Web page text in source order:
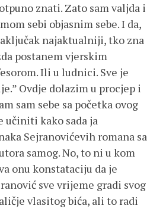
znati. Zato sam valjda i
sebi objasnim sebe. I da,
najaktualniji, tko zna
postanem vjerskim
Ili u ludnici. Sve je
Ovdje dolazim u procjep i
sam sebe sa početka ovog
učiniti kako sada ja
Sejranovićevih romana sa
samog. No, to ni u kom
onu konstataciju da je
sve vrijeme gradi svog
vlasitog bića, ali to radi